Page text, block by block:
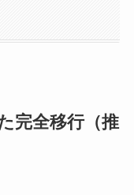
完全移行（推